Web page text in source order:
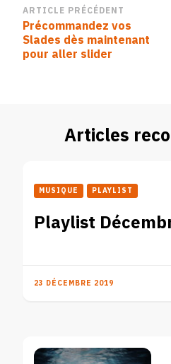
Navigation
d’article
ARTICLE PRÉCÉDENT
Précommandez vos
Slades dès maintenant
pour aller slider
Articles
MUSIQUE PLAYLIST
Playlist
23 DÉCEMBRE 2019